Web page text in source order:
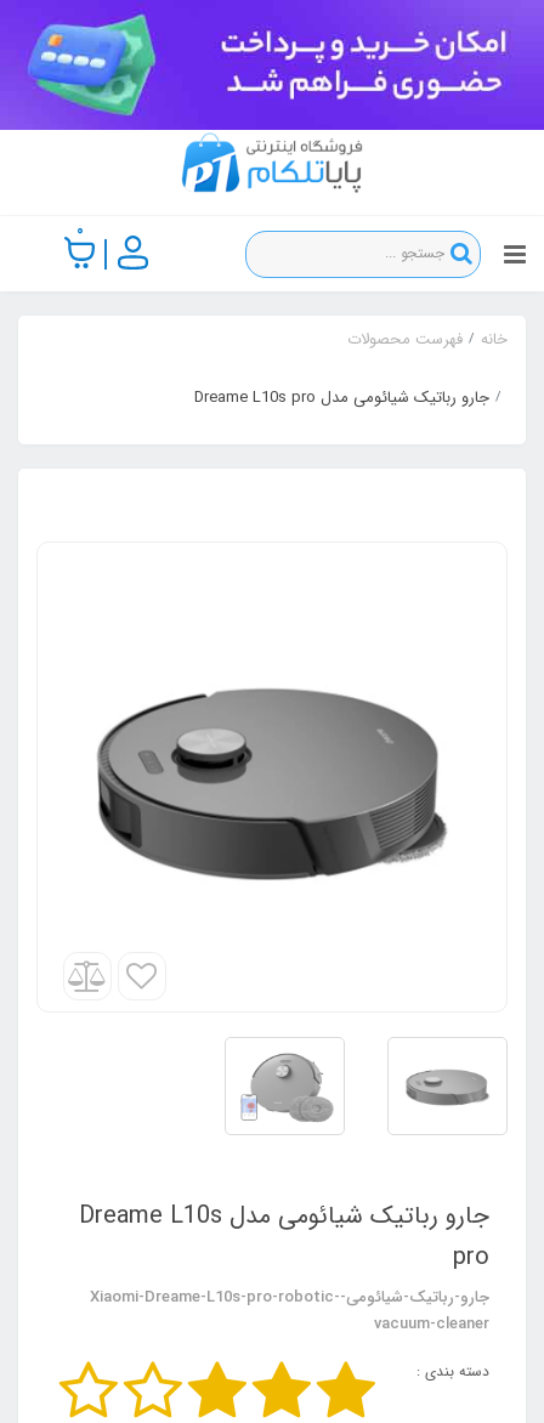
0
خانه فهرست محصولات
جارو رباتیک شیائومی مدل Dreame L10s pro
جارو رباتیک شیائومی مدل Dreame L10s
pro
جارو-رباتیک-شیائومی-Xiaomi-Dreame-L10s-pro-robotic-
vacuum-cleaner
دسته بندی :